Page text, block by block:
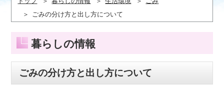
ごみの分け方と出し方について
暮らしの情報
ごみの分け方と出し方について